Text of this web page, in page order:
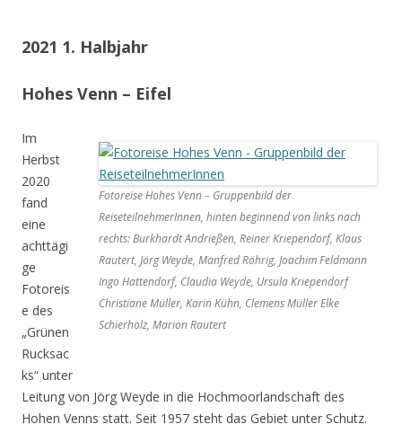
2021 1. Halbjahr
Hohes Venn – Eifel
Fotoreise Hohes Venn – Gruppenbild der
ReiseteilnehmerInnen, hinten beginnend von links nach
rechts: Burkhardt Andrießen, Reiner Kriependorf, Klaus
Rautert, Jörg Weyde, Manfred Röhrig, Joachim Feldmann
Ingo Hattendorf, Claudia Weyde, Ursula Kriependorf
Christiane Müller, Karin Kühn, Clemens Müller Elke
Schierholz, Marion Rautert
Im
Herbst
2020
fand
eine
achttägi
ge
Fotoreis
e des
„Grünen
Rucksac
ks“ unter
Leitung von Jörg Weyde in die Hochmoorlandschaft des
Hohen Venns statt. Seit 1957 steht das Gebiet unter Schutz.